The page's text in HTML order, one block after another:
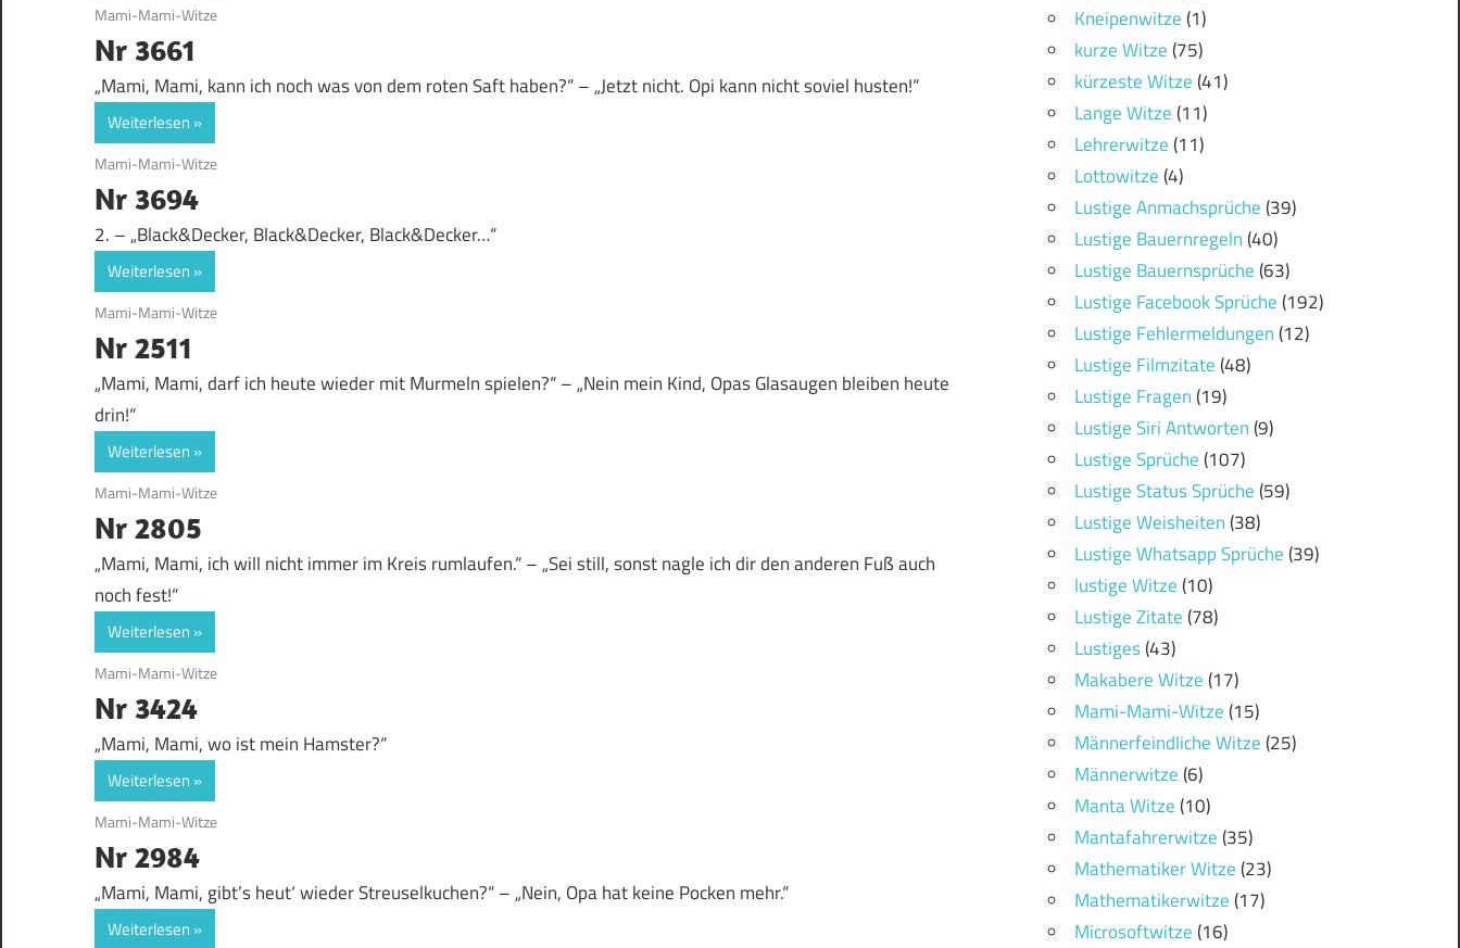
12. September 2018
Mami-Mami-Witze
Nr 3661
„Mami, Mami, kann ich noch was von dem roten Saft haben?“ – „Jetzt nicht. Opi kann nicht soviel husten!“
Weiterlesen
12. September 2018
Mami-Mami-Witze
Nr 3694
2. – „Black&Decker, Black&Decker, Black&Decker…“
Weiterlesen
18. September 2017
Mami-Mami-Witze
Nr 2511
„Mami, Mami, darf ich heute wieder mit Murmeln spielen?“ – „Nein mein Kind, Opas Glasaugen bleiben heute
drin!“
Weiterlesen
15. September 2017
Mami-Mami-Witze
Nr 2805
„Mami, Mami, ich will nicht immer im Kreis rumlaufen.“ – „Sei still, sonst nagle ich dir den anderen Fuß auch
noch fest!“
Weiterlesen
23. August 2017
Mami-Mami-Witze
Nr 3424
„Mami, Mami, wo ist mein Hamster?“
Weiterlesen
18. August 2017
Mami-Mami-Witze
Nr 2984
„Mami, Mami, gibt’s heut‘ wieder Streuselkuchen?“ – „Nein, Opa hat keine Pocken mehr.“
Weiterlesen
Kneipenwitze(1)
kurze Witze(75)
kürzeste Witze(41)
Lange Witze(11)
Lehrerwitze(11)
Lottowitze(4)
Lustige Anmachsprüche(39)
Lustige Bauernregeln(40)
Lustige Bauernsprüche(63)
Lustige Facebook Sprüche(192)
Lustige Fehlermeldungen(12)
Lustige Filmzitate(48)
Lustige Fragen(19)
Lustige Siri Antworten(9)
Lustige Sprüche(107)
Lustige Status Sprüche(59)
Lustige Weisheiten(38)
Lustige Whatsapp Sprüche(39)
lustige Witze(10)
Lustige Zitate(78)
Lustiges(43)
Makabere Witze(17)
Mami-Mami-Witze(15)
Männerfeindliche Witze(25)
Männerwitze(6)
Manta Witze(10)
Mantafahrerwitze(35)
Mathematiker Witze(23)
Mathematikerwitze(17)
Microsoftwitze(16)